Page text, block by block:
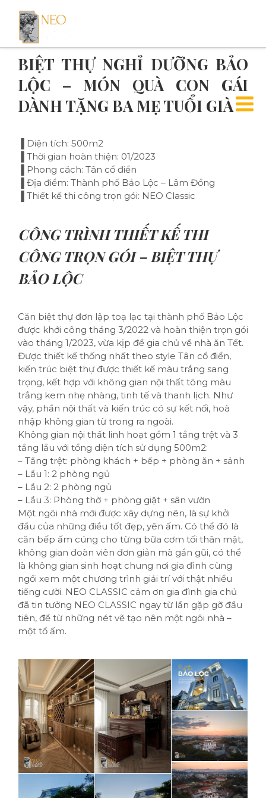
BIỆT THỰ NGHỈ DƯỠNG BẢO
LỘC – MÓN QUÀ CON GÁI
DÀNH TẶNG BA MẸ TUỔI GIÀ
▐ Diện tích: 500m2
▐ Thời gian hoàn thiện: 01/2023
▐ Phong cách: Tân cổ điển
▐ Địa điểm: Thành phố Bảo Lộc – Lâm Đồng
▐ Thiết kế thi công trọn gói: NEO Classic
CÔNG TRÌNH THIẾT KẾ THI
CÔNG TRỌN GÓI – BIỆT THỰ
BẢO LỘC
Căn biệt thự đơn lập toạ lạc tại thành phố Bảo Lộc
được khởi công tháng 3/2022 và hoàn thiện trọn gói
vào tháng 1/2023, vừa kịp để gia chủ về nhà ăn Tết.
Được thiết kế thống nhất theo style Tân cổ điển,
kiến trúc biệt thự được thiết kế màu trắng sang
trọng, kết hợp với không gian nội thất tông màu
trắng kem nhẹ nhàng, tinh tế và thanh lịch. Như
vậy, phần nội thất và kiến trúc có sự kết nối, hoà
nhập không gian từ trong ra ngoài.
Không gian nội thất linh hoạt gồm 1 tầng trệt và 3
tầng lầu với tổng diện tích sử dụng 500m2:
– Tầng trệt: phòng khách + bếp + phòng ăn + sảnh
– Lầu 1: 2 phòng ngủ
– Lầu 2: 2 phòng ngủ
– Lầu 3: Phòng thờ + phòng giặt + sân vườn
Một ngôi nhà mới được xây dựng nên, là sự khởi
đầu của những điều tốt đẹp, yên ấm. Có thể đó là
căn bếp ấm cúng cho từng bữa cơm tối thân mật,
không gian đoàn viên đơn giản mà gần gũi, có thể
là không gian sinh hoạt chung nơi gia đình cùng
ngồi xem một chương trình giải trí với thật nhiều
tiếng cười. NEO CLASSIC cảm ơn gia đình gia chủ
đã tin tưởng NEO CLASSIC ngay từ lần gặp gỡ đầu
tiên, để từ những nét vẽ tạo nên một ngôi nhà –
một tổ ấm.